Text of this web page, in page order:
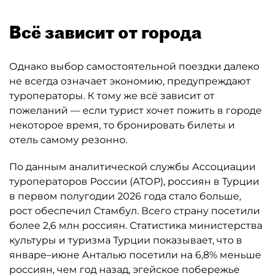
Всё зависит от города
Однако выбор самостоятельной поездки далеко
не всегда означает экономию, предупреждают
туроператоры. К тому же всё зависит от
пожеланий — если турист хочет пожить в городе
некоторое время, то бронировать билеты и
отель самому резонно.
По данным аналитической службы Ассоциации
туроператоров России (АТОР), россиян в Турции
в первом полугодии 2026 года стало больше,
рост обеспечил Стамбул. Всего страну посетили
более 2,6 млн россиян. Статистика министерства
культуры и туризма Турции показывает, что в
январе–июне Анталью посетили на 6,8% меньше
россиян, чем год назад, эгейское побережье